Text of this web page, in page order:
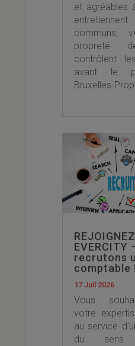
et agréables
communs,
propreté
contrôlent
avant le
Bruxelles-
REJOIGNEZ
EVERCITY
recrutons
comptable !
17 Juil 2026
Vous
votre
au service
du